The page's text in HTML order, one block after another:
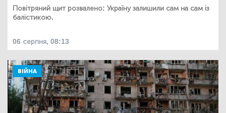
Повітряний щит розвалено: Україну залишили сам на сам із
балістикою.
06 серпня, 08:13
ВІЙНА